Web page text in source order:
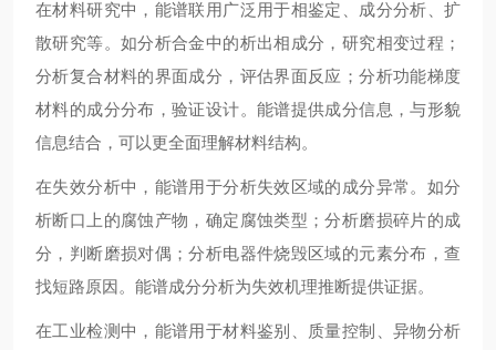
在材料研究中，能谱联用广泛用于相鉴定、成分分析、扩
散研究等。如分析合金中的析出相成分，研究相变过程；
分析复合材料的界面成分，评估界面反应；分析功能梯度
材料的成分分布，验证设计。能谱提供成分信息，与形貌
信息结合，可以更全面理解材料结构。
在失效分析中，能谱用于分析失效区域的成分异常。如分
析断口上的腐蚀产物，确定腐蚀类型；分析磨损碎片的成
分，判断磨损对偶；分析电器件烧毁区域的元素分布，查
找短路原因。能谱成分分析为失效机理推断提供证据。
在工业检测中，能谱用于材料鉴别、质量控制、异物分析